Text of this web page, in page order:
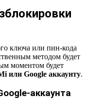
ключа или пин-кода
методом будет
моментом будет
или Google аккаунту.
аккаунта